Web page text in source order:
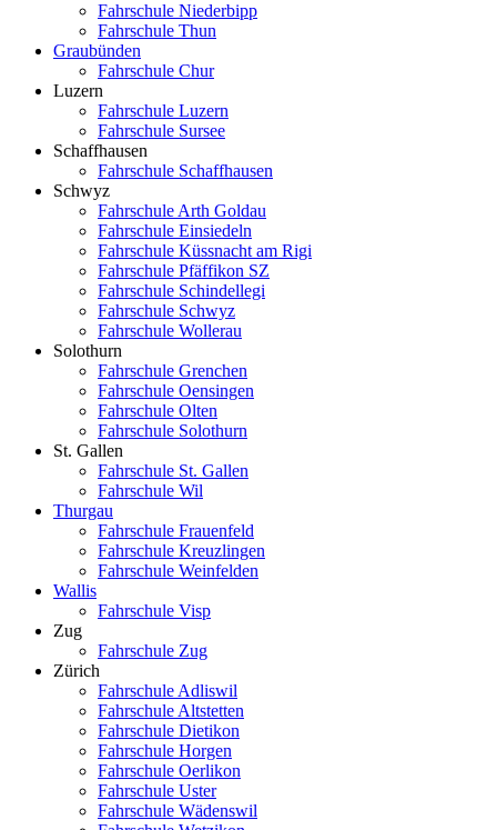
Fahrschule Niederbipp
Fahrschule Thun
Graubünden
Fahrschule Chur
Luzern
Fahrschule Luzern
Fahrschule Sursee
Schaffhausen
Fahrschule Schaffhausen
Schwyz
Fahrschule Arth Goldau
Fahrschule Einsiedeln
Fahrschule Küssnacht am Rigi
Fahrschule Pfäffikon SZ
Fahrschule Schindellegi
Fahrschule Schwyz
Fahrschule Wollerau
Solothurn
Fahrschule Grenchen
Fahrschule Oensingen
Fahrschule Olten
Fahrschule Solothurn
St. Gallen
Fahrschule St. Gallen
Fahrschule Wil
Thurgau
Fahrschule Frauenfeld
Fahrschule Kreuzlingen
Fahrschule Weinfelden
Wallis
Fahrschule Visp
Zug
Fahrschule Zug
Zürich
Fahrschule Adliswil
Fahrschule Altstetten
Fahrschule Dietikon
Fahrschule Horgen
Fahrschule Oerlikon
Fahrschule Uster
Fahrschule Wädenswil